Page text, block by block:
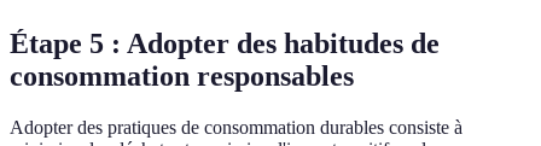
Étape 5 : Adopter des habitudes de
consommation responsables
Adopter des pratiques de consommation durables consiste à